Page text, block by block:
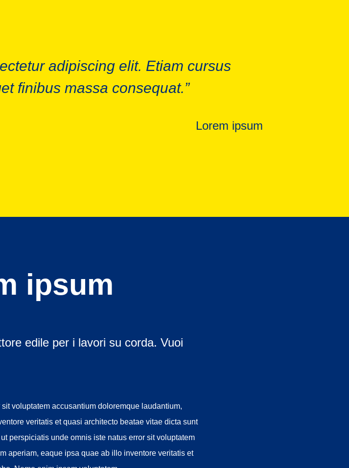
adipiscing elit. Etiam cursus
finibus massa consequat.”
Lorem ipsum
ipsum
edile per i lavori su corda. Vuoi
voluptatem accusantium doloremque laudantium,
veritatis et quasi architecto beatae vitae dicta sunt
perspiciatis unde omnis iste natus error sit voluptatem
aperiam, eaque ipsa quae ab illo inventore veritatis et